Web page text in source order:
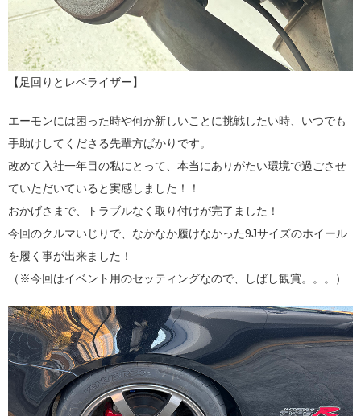
【足回りとレベライザー】
エーモンには困った時や何か新しいことに挑戦したい時、いつでも
手助けしてくださる先輩方ばかりです。
改めて入社一年目の私にとって、本当にありがたい環境で過ごさせ
ていただいていると実感しました！！
おかげさまで、トラブルなく取り付けが完了ました！
今回のクルマいじりで、なかなか履けなかった9Jサイズのホイール
を履く事が出来ました！
（※今回はイベント用のセッティングなので、しばし観賞。。。）